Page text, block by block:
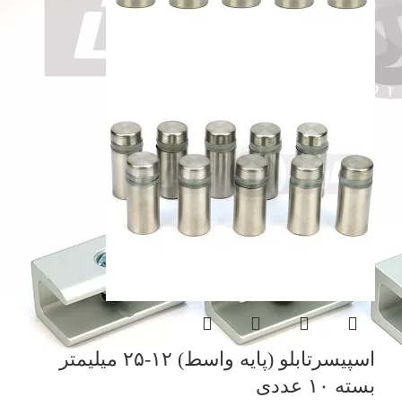
اسپیسرتابلو (پایه واسط) ۱۲-۲۵ میلیمتر
بسته ۱۰ عددی